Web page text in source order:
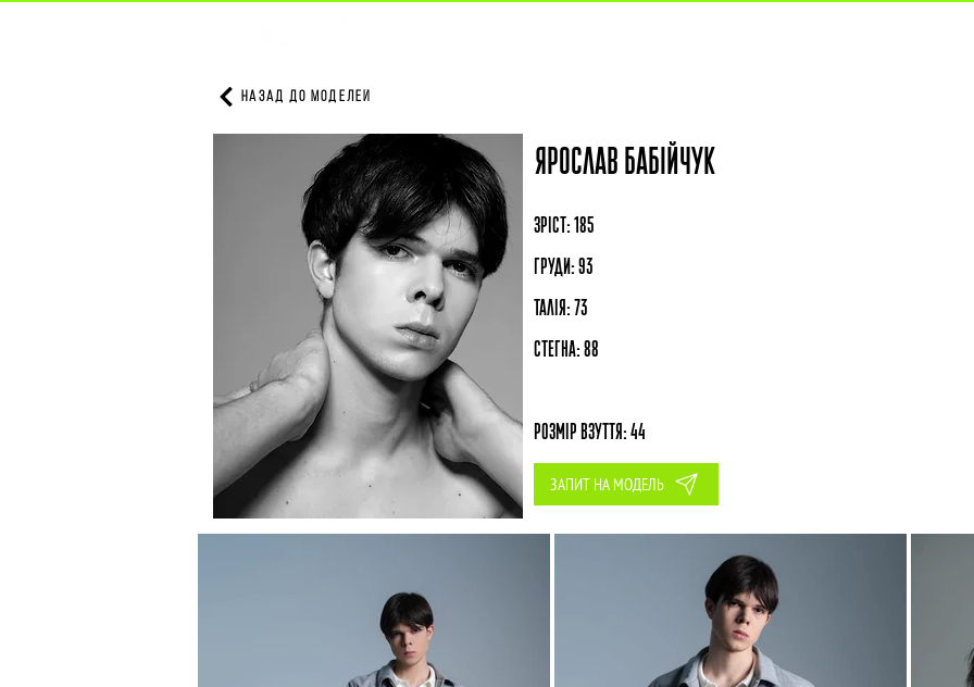
НАЗАД ДО МОДЕЛЕЙ
ЯРОСЛАВ БАБІЙЧУК
ЗРІСТ: 185
ГРУДИ: 93
ТАЛІЯ: 73
СТЕГНА: 88
РОЗМІР ВЗУТТЯ: 44
ЗАПИТ НА МОДЕЛЬ